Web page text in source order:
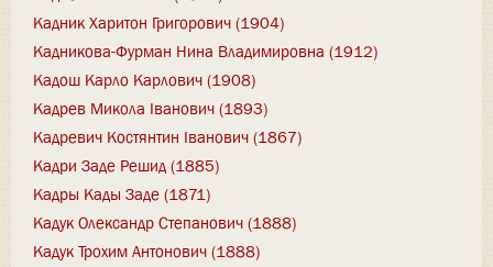
Кадник Харитон Григорович (1904)
Кадникова-Фурман Нина Владимировна (1912)
Кадош Карло Карлович (1908)
Кадрев Микола Іванович (1893)
Кадревич Костянтин Іванович (1867)
Кадри Заде Решид (1885)
Кадры Кады Заде (1871)
Кадук Олександр Степанович (1888)
Кадук Трохим Антонович (1888)